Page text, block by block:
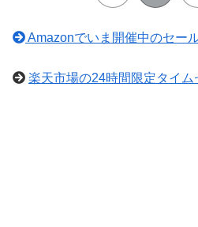
Amazonでいま開催中のセー
楽天市場の24時間限定タイム